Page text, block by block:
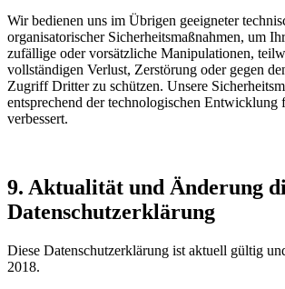
Wir bedienen uns im Übrigen geeigneter
organisatorischer Sicherheitsmaßnahmen, um
zufällige oder vorsätzliche Manipulationen,
vollständigen Verlust, Zerstörung oder gegen
Zugriff Dritter zu schützen. Unsere
entsprechend der technologischen Entwicklung
verbessert.
9. Aktualität und Änderung
Datenschutzerklärung
Diese Datenschutzerklärung ist aktuell gültig
2018.